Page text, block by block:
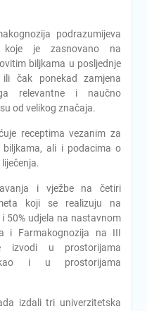
podrazumijeva
koje je zasnovano na
biljkama u posljednje
čak ponekad zamjena
relevantne i naučno
od velikog značaja.
receptima vezanim za
biljkama, ali i podacima o
i vježbe na četiri
koji se realizuju na
50% udjela na nastavnom
i Farmakognozija na III
izvodi u prostorijama
kao i u prostorijama
izdali tri univerzitetska